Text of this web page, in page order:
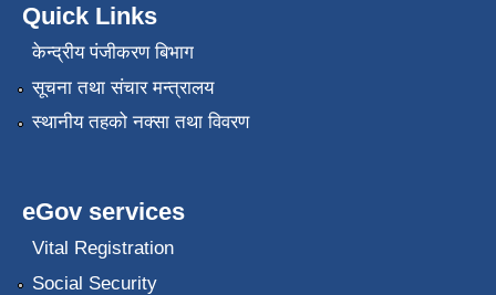
Quick Links
केन्द्रीय पंजीकरण बिभाग
सूचना तथा संचार मन्त्रालय
स्थानीय तहको नक्सा तथा विवरण
eGov services
Vital Registration
Social Security